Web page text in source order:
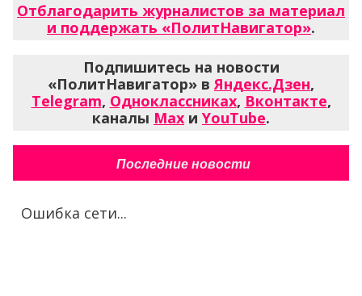
Отблагодарить журналистов за материал
и поддержать «ПолитНавигатор».
Подпишитесь на новости
«ПолитНавигатор» вЯндекс.Дзен,
Telegram, Одноклассниках, Вконтакте,
каналы Max и YouTube.
Последние новости
Ошибка сети...